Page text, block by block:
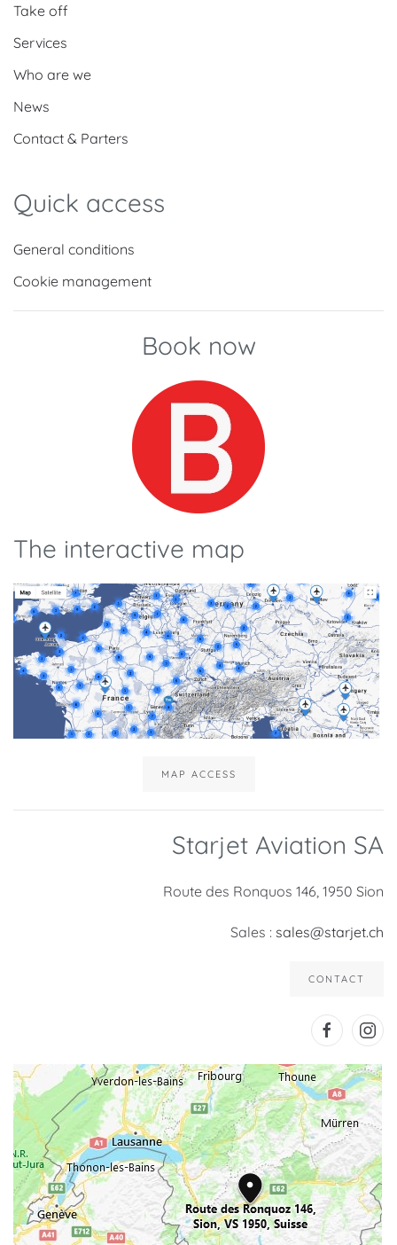
Take off
Services
Who are we
News
Contact & Parters
Quick access
General conditions
Cookie management
Book now
The interactive map
MAP ACCESS
Starjet Aviation SA
Route des Ronquos 146, 1950 Sion
Sales : sales@starjet.ch
CONTACT